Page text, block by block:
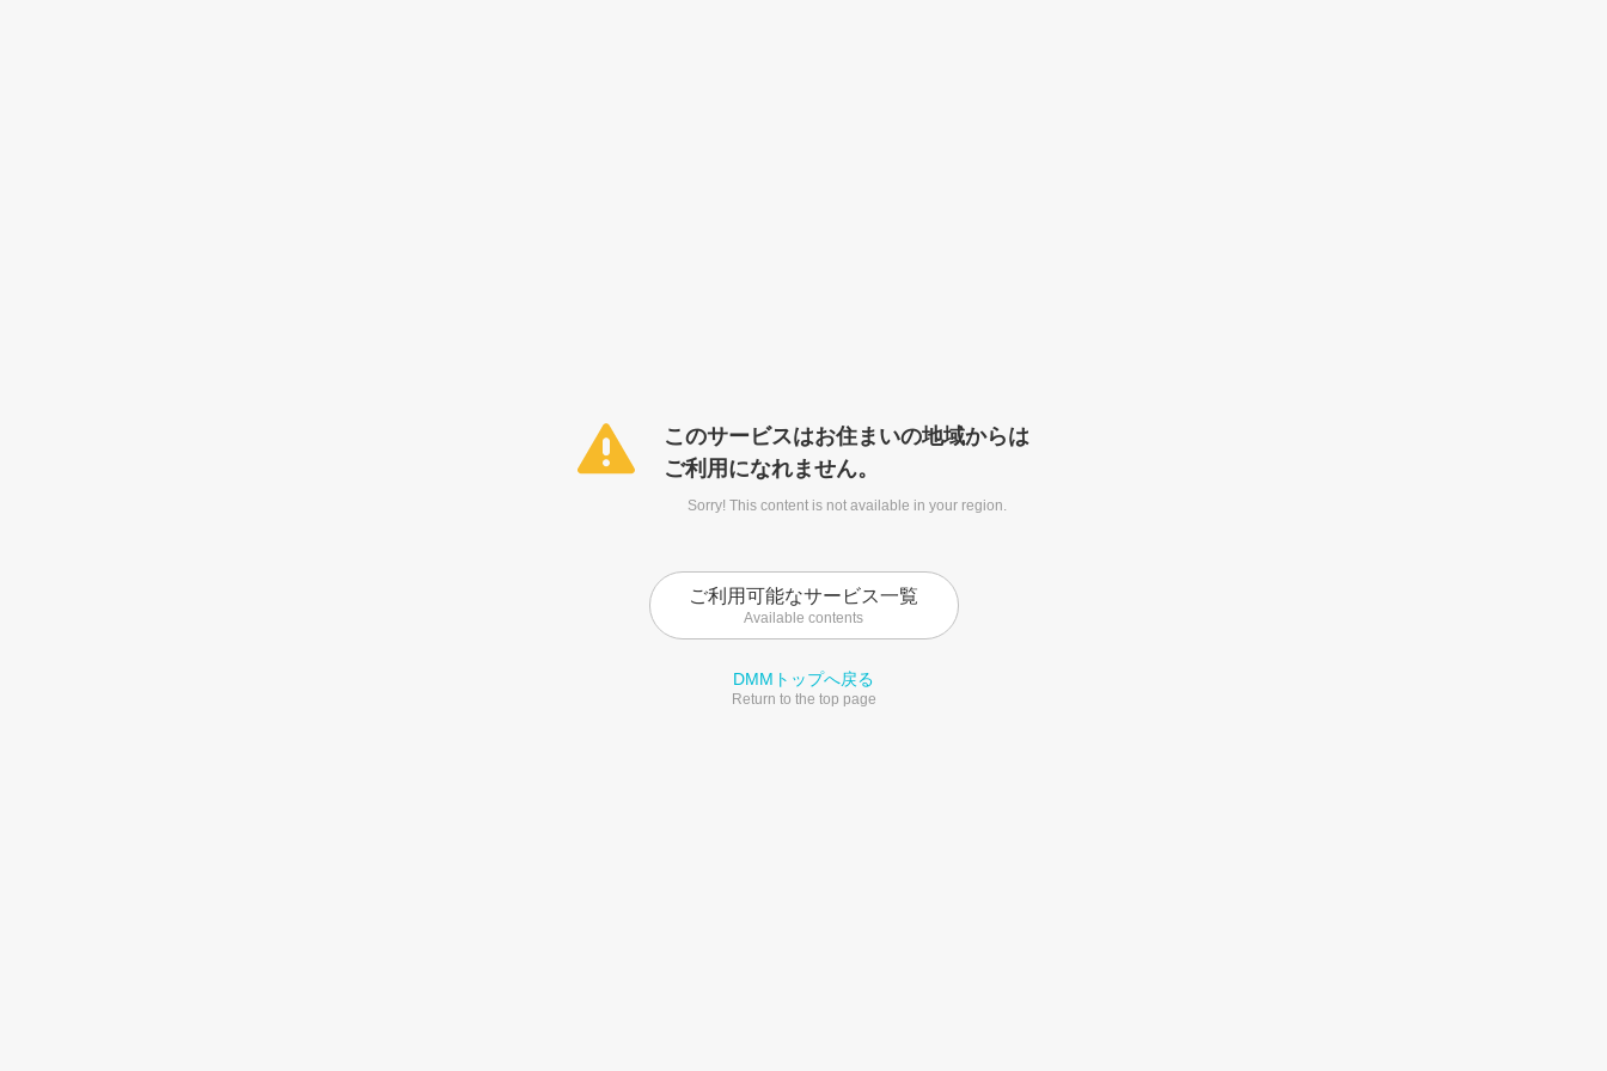
このサービスはお住まいの地域からは
ご利用になれません。
Sorry! This content is not available in your region.
ご利用可能なサービス一覧
Available contents
DMMトップへ戻る
Return to the top page